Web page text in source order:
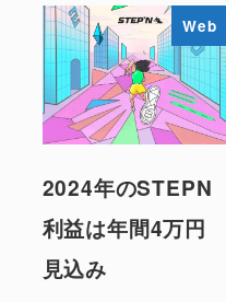
Web
2024年のSTEPN
利益は年間4万円
見込み